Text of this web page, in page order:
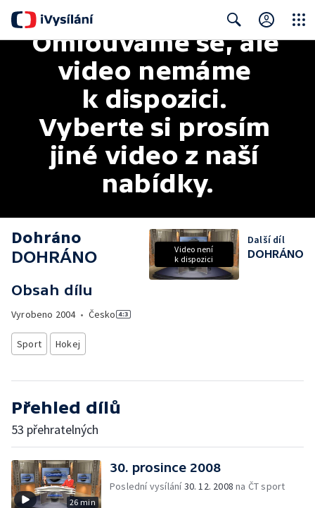
Search
Omlouváme se, ale
video nemáme
k dispozici.
Vyberte si prosím
jiné video z naší
nabídky.
Dohráno
DOHRÁNO
Obsah dílu
Vyrobeno 2004• Česko
Sport Hokej
Video není
k dispozici
Další díl
DOHRÁNO
Přehled dílů
53 přehratelných
26 min
30. prosince 2008
Poslední vysílání30. 12. 2008 na ČT sport